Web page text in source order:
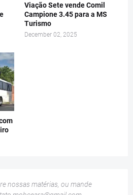
Viação Sete vende Comil
Campione 3.45 para a MS
Turismo
December 02, 2025
nossas matérias, ou mande